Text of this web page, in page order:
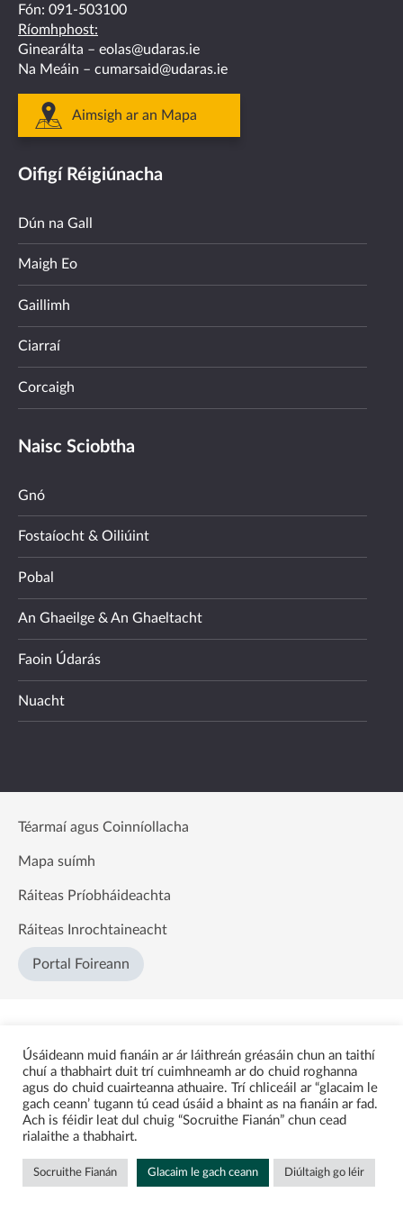
Fón: 091-503100
Ríomhphost:
Ginearálta – eolas@udaras.ie
Na Meáin – cumarsaid@udaras.ie
Aimsigh ar an Mapa
Oifigí Réigiúnacha
Dún na Gall
Maigh Eo
Gaillimh
Ciarraí
Corcaigh
Naisc Sciobtha
Gnó
Fostaíocht & Oiliúint
Pobal
An Ghaeilge & An Ghaeltacht
Faoin Údarás
Nuacht
Téarmaí agus Coinníollacha
Mapa suímh
Ráiteas Príobháideachta
Ráiteas Inrochtaineacht
Portal Foireann
Úsáideann muid fianáin ar ár láithreán gréasáin chun an taithí
chuí a thabhairt duit trí cuimhneamh ar do chuid roghanna
agus do chuid cuairteanna athuaire. Trí chliceáil ar “glacaim le
gach ceann’ tugann tú cead úsáid a bhaint as na fianáin ar fad.
Ach is féidir leat dul chuig “Socruithe Fianán” chun cead
rialaithe a thabhairt.
Socruithe Fianán Glacaim le gach ceann Diúltaigh go léir